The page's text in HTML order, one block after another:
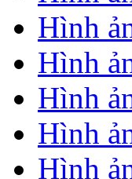
Hình
Hình
Hình
Hình
Hình